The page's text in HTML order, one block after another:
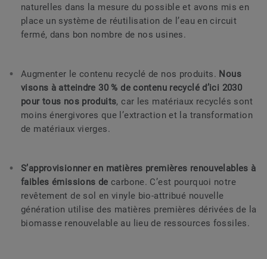
naturelles dans la mesure du possible et avons mis en
place un système de réutilisation de l’eau en circuit
fermé, dans bon nombre de nos usines.
Augmenter le contenu recyclé de nos produits. Nous
visons à atteindre 30 % de contenu recyclé d’ici 2030
pour tous nos produits, car les matériaux recyclés sont
moins énergivores que l’extraction et la transformation
de matériaux vierges.
S’approvisionner en matières premières renouvelables à
faibles émissions de carbone. C’est pourquoi notre
revêtement de sol en vinyle bio-attribué nouvelle
génération utilise des matières premières dérivées de la
biomasse renouvelable au lieu de ressources fossiles.